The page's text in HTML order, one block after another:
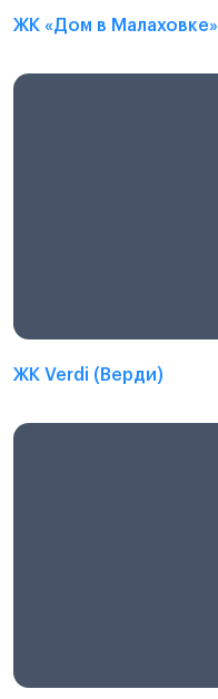
ЖК «Дом в Малаховке»
ЖК Verdi (Верди)